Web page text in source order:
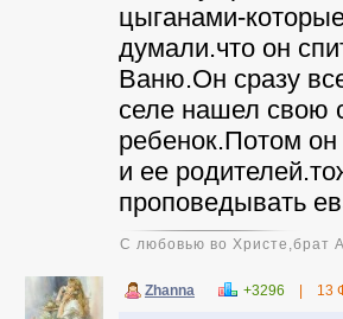
цыганами-
думали.что он
Ваню.Он сразу
селе нашел свою
ребенок.Потом
и ее
проповедывать
С любовью во Христе,брат
Zhanna +3296 13